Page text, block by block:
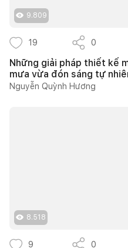
9.809
19 0
Những giải pháp thiết kế
mưa vừa đón sáng tự
Nguyễn Quỳnh Hương
8.518
9 0